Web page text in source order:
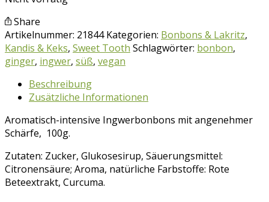
Share
Artikelnummer: 21844 Kategorien: Bonbons & Lakritz,
Kandis & Keks, Sweet Tooth Schlagwörter: bonbon,
ginger, ingwer, süß, vegan
Beschreibung
Zusätzliche Informationen
Aromatisch-intensive Ingwerbonbons mit angenehmer
Schärfe, 100g.
Zutaten: Zucker, Glukosesirup, Säuerungsmittel:
Citronensäure; Aroma, natürliche Farbstoffe: Rote
Beteextrakt, Curcuma.